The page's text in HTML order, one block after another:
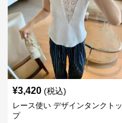
¥3,420 (税込)
レース使い デザインタンクトッ
プ